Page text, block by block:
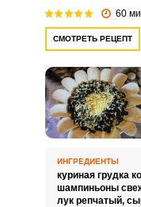
60
СМОТРЕТЬ РЕЦЕПТ
ИНГРЕДИЕНТЫ
куриная грудка
шампиньоны
лук репчатый,